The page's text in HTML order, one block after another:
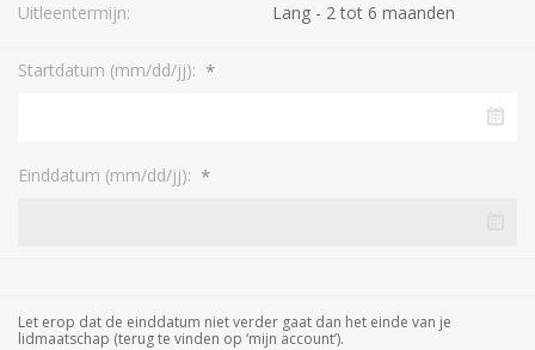
Uitleentermijn: Lang - 2 tot 6 maanden
Startdatum (mm/dd/jj): *
Einddatum (mm/dd/jj): *
Let erop dat de einddatum niet verder gaat dan het einde van je
lidmaatschap (terug te vinden op ‘mijn account’).